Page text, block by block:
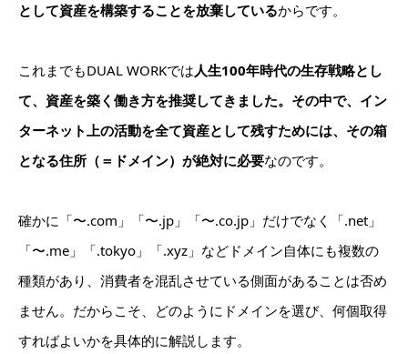
として資産を構築することを放棄しているからです。
これまでもDUAL WORKでは人生100年時代の生存戦略とし
て、資産を築く働き方を推奨してきました。その中で、イン
ターネット上の活動を全て資産として残すためには、その箱
となる住所（＝ドメイン）が絶対に必要なのです。
確かに「〜.com」「〜.jp」「〜.co.jp」だけでなく「.net」
「〜.me」「.tokyo」「.xyz」などドメイン自体にも複数の
種類があり、消費者を混乱させている側面があることは否め
ません。だからこそ、どのようにドメインを選び、何個取得
すればよいかを具体的に解説します。